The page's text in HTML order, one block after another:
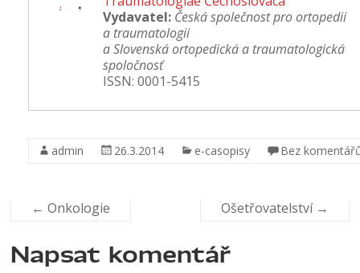
Vydavatel: Česká společnost pro ortopedii
a traumatologii
a Slovenská ortopedická a traumatologická
spoločnosť
ISSN: 0001-5415
Traumatologiae Čechoslovaca
a Slovenská ortopedická a traumatologická
admin 26.3.2014 e-casopisy Bez
← Onkologie Ošetřovatelství →
Napsat komentář